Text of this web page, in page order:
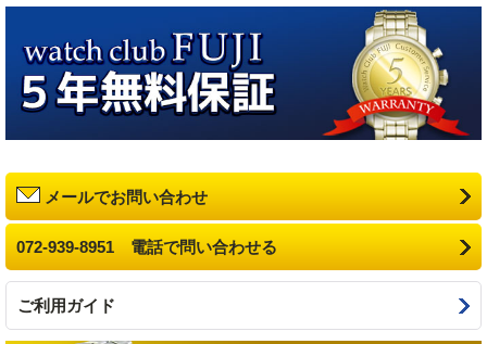
メールでお問い合わせ
072-939-8951 電話で問い合わせる
ご利用ガイド